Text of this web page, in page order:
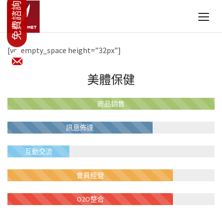
[vc_empty_space height=”32px”]
美體保健
商品銷售
訊息佈達
互動交流
會員經營
O2O整合